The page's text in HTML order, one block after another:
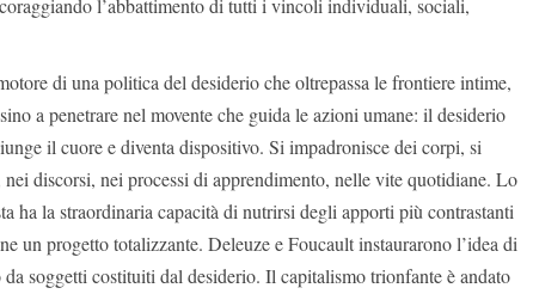
l’abbattimento di tutti i vincoli individuali, sociali,
di una politica del desiderio che oltrepassa le frontiere intime,
a penetrare nel movente che guida le azioni umane: il desiderio
il cuore e diventa dispositivo. Si impadronisce dei corpi, si
discorsi, nei processi di apprendimento, nelle vite quotidiane. Lo
ha la straordinaria capacità di nutrirsi degli apporti più contrastanti
un progetto totalizzante. Deleuze e Foucault instaurarono l’idea di
soggetti costituiti dal desiderio. Il capitalismo trionfante è andato